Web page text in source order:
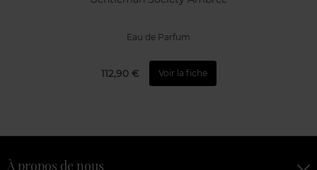
Eau de Parfum
112,90 € Voir la fiche
À propos de nous